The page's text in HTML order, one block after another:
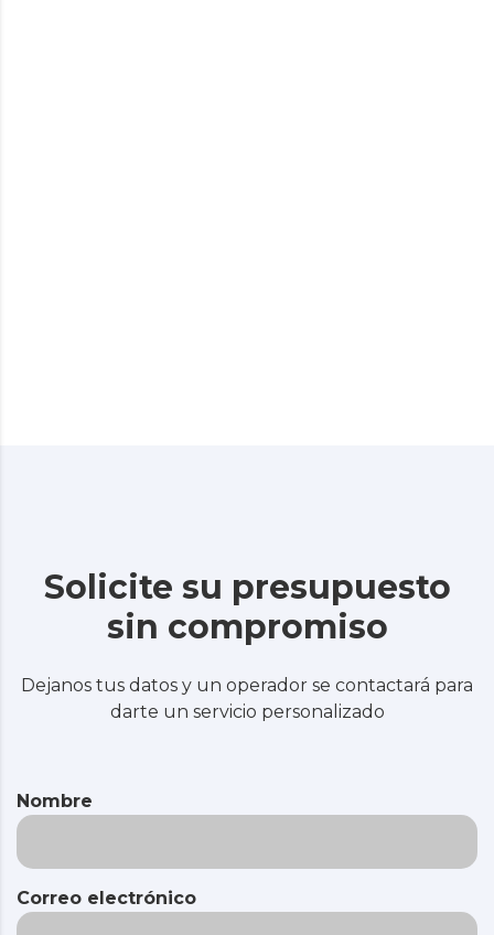
Solicite su presupuesto
sin compromiso
Dejanos tus datos y un operador se contactará para
darte un servicio personalizado
Nombre
Correo electrónico